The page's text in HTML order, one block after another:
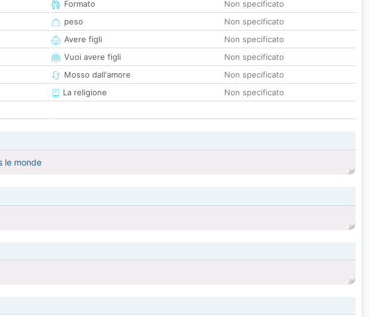
Formato
Non specificato
peso
Non specificato
Avere figli
Non specificato
Vuoi avere figli
Non specificato
Mosso dall'amore
Non specificato
La religione
Non specificato
le monde